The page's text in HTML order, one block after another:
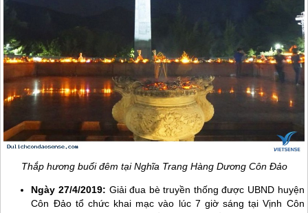
Thắp hương buổi đêm tại Nghĩa Trang Hàng Dương Côn Đảo
Ngày 27/4/2019: Giải đua bè truyền thống được UBND huyện
Côn Đảotổ chức khai mạc vào lúc 7 giờ sáng tại Vịnh Côn